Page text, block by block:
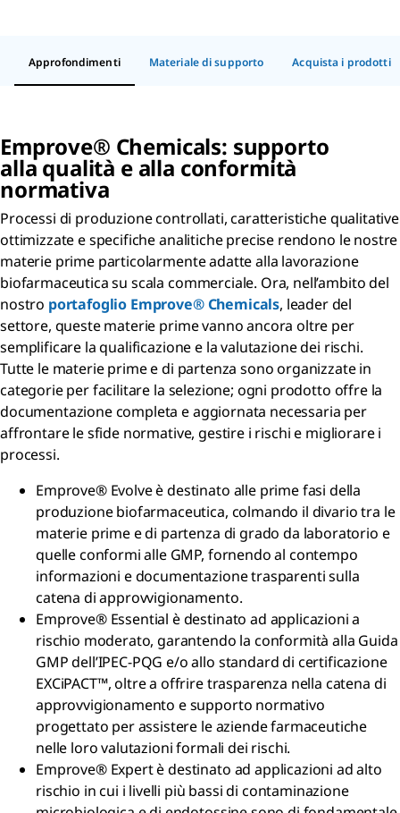
Approfondimenti Materiale di supporto Acquista i prodotti
Emprove® Chemicals: supporto
alla qualità e alla conformità
normativa
Processi di produzione controllati, caratteristiche qualitative
ottimizzate e specifiche analitiche precise rendono le nostre
materie prime particolarmente adatte alla lavorazione
biofarmaceutica su scala commerciale. Ora, nell’ambito del
nostro portafoglio Emprove® Chemicals, leader del
settore, queste materie prime vanno ancora oltre per
semplificare la qualificazione e la valutazione dei rischi.
Tutte le materie prime e di partenza sono organizzate in
categorie per facilitare la selezione; ogni prodotto offre la
documentazione completa e aggiornata necessaria per
affrontare le sfide normative, gestire i rischi e migliorare i
processi.
Emprove® Evolve è destinato alle prime fasi della
produzione biofarmaceutica, colmando il divario tra le
materie prime e di partenza di grado da laboratorio e
quelle conformi alle GMP, fornendo al contempo
informazioni e documentazione trasparenti sulla
catena di approvvigionamento.
Emprove® Essential è destinato ad applicazioni a
rischio moderato, garantendo la conformità alla Guida
GMP dell’IPEC-PQG e/o allo standard di certificazione
EXCiPACT™, oltre a offrire trasparenza nella catena di
approvvigionamento e supporto normativo
progettato per assistere le aziende farmaceutiche
nelle loro valutazioni formali dei rischi.
Emprove® Expert è destinato ad applicazioni ad alto
rischio in cui i livelli più bassi di contaminazione